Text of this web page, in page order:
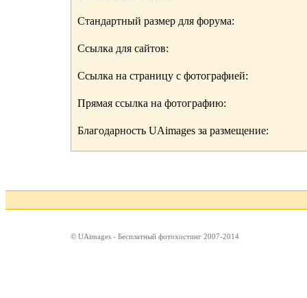
Стандартный размер для форума:
Ссылка для сайтов:
Ссылка на страницу с фотографией:
Прямая ссылка на фотографию:
Благодарность UAimages за размещение:
© UAimages - Бесплатный фотохостинг 2007-2014